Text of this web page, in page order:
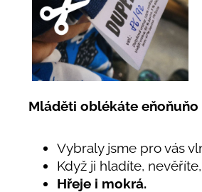
Mláděti oblékáte
Vybraly jsme pro vás
Když ji hladíte,
Hřeje i mokrá.